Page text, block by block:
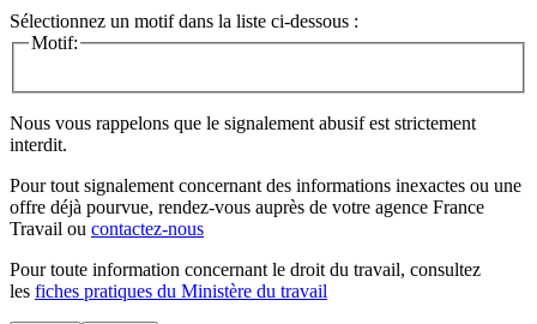
Sélectionnez un motif dans la liste ci-dessous :
Motif:
Nous vous rappelons que le signalement abusif est strictement
interdit.
Pour tout signalement concernant des informations inexactes ou une
offre déjà pourvue, rendez-vous auprès de votre agence France
Travail ou contactez-nous
Pour toute information concernant le droit du travail, consultez
les fiches pratiques du Ministère du travail